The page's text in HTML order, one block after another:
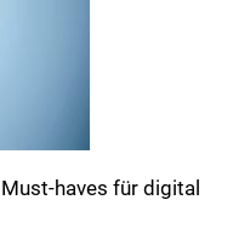
haves für digital